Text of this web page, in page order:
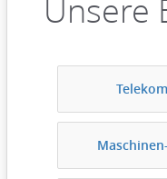
Unsere